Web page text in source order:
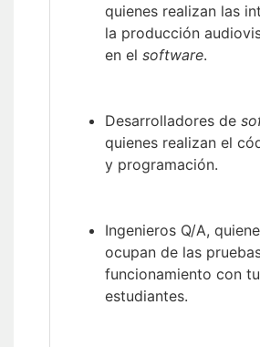
quienes realizan las
la producción
en el software.
Desarrolladores de
quienes realizan el
y programación.
Ingenieros Q/A,
ocupan de las
funcionamiento con
estudiantes.